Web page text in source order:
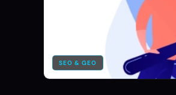
SEO & GEO